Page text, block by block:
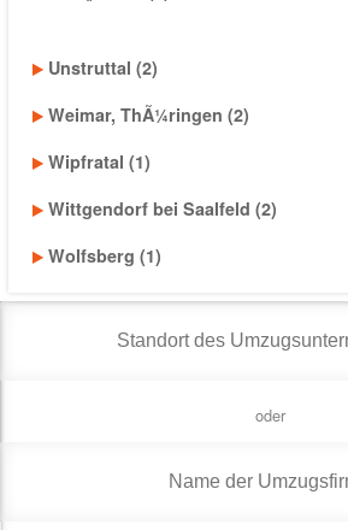
Unstruttal (2)
Weimar, ThÃ¼ringen (2)
Wipfratal (1)
Wittgendorf bei Saalfeld (2)
Wolfsberg (1)
oder